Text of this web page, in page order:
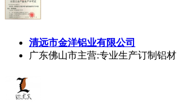
清远市金洋铝业有限公司
广东佛山市主营:专业生产订制铝材